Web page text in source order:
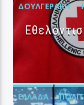
ΔΟΥΛΓΕΡΆΚΗ
ΕΛΛΆΔΑ